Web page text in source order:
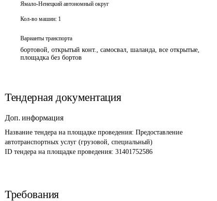
Ямало-Ненецкий автономный округ
Кол-во машин: 1
Варианты транспорта
бортовой, открытый конт., самосвал, шаланда, все открытые,
площадка без бортов
Тендерная документация
Доп. информация
Название тендера на площадке проведения: Предоставление
автотранспортных услуг (грузовой, специальный)
ID тендера на площадке проведения: 31401752586
Требования